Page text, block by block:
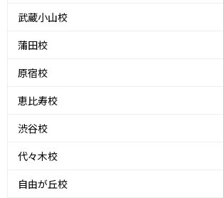
武蔵小山校
蒲田校
原宿校
恵比寿校
渋谷校
代々木校
自由が丘校